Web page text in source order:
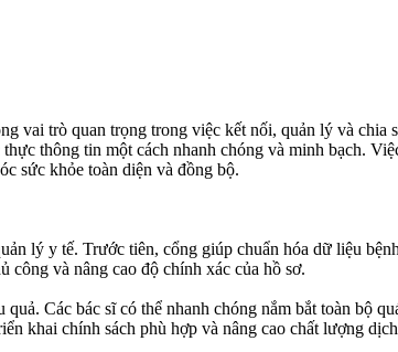
vai trò quan trọng trong việc kết nối, quản lý và chia
thông tin một cách nhanh chóng và minh bạch.
sức khỏe toàn diện và đồng bộ.
lý y tế. Trước tiên, cổng giúp chuẩn hóa dữ liệu
công và nâng cao độ chính xác của hồ sơ.
Các bác sĩ có thể nhanh chóng nắm bắt toàn bộ
khai chính sách phù hợp và nâng cao chất lượng